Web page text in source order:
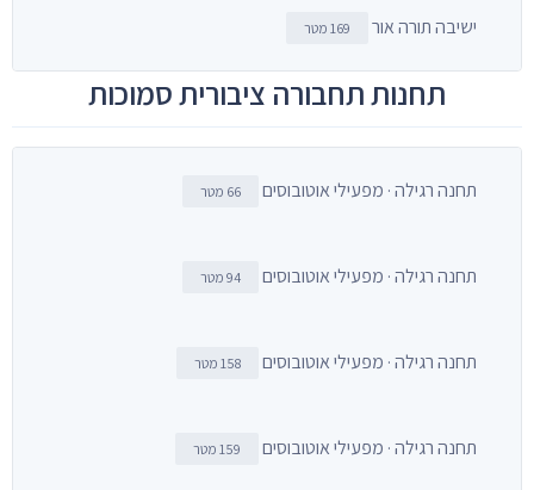
ישיבה תורה אור 169 מטר
תחנות תחבורה ציבורית סמוכות
תחנה רגילה · מפעילי אוטובוסים 66 מטר
תחנה רגילה · מפעילי אוטובוסים 94 מטר
תחנה רגילה · מפעילי אוטובוסים 158 מטר
תחנה רגילה · מפעילי אוטובוסים 159 מטר